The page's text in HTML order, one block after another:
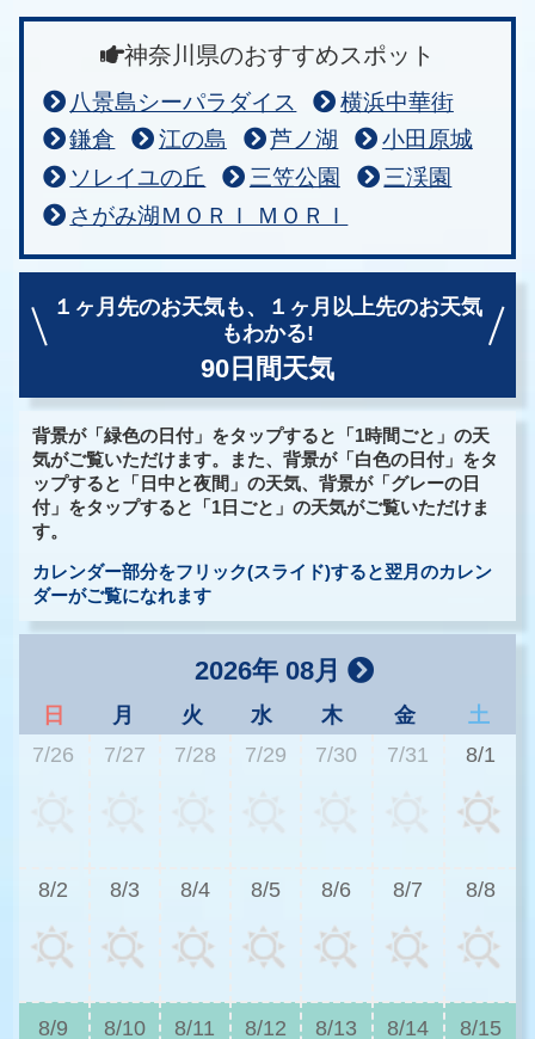
神奈川県のおすすめスポット
八景島シーパラダイス
横浜中華街
鎌倉
江の島 芦ノ湖
小田原城
ソレイユの丘
三笠公園
三渓園
さがみ湖ＭＯＲＩ ＭＯＲＩ
１ヶ月先のお天気も、
１ヶ月以上先のお天気
もわかる!
90日間天気
背景が「緑色の日付」をタップすると「1時間ごと」の天
気がご覧いただけます。また、背景が「白色の日付」をタ
ップすると「日中と夜間」の天気、背景が「グレーの日
付」をタップすると「1日ごと」の天気がご覧いただけま
す。
カレンダー部分をフリック(スライド)すると翌月のカレン
ダーがご覧になれます
2026年 08月
日 月 火 水 木 金
土
7/26
7/27 7/28 7/29 7/30 7/31 8/1
8/2 8/3 8/4 8/5 8/6 8/7 8/8
8/9 8/10 8/11 8/12 8/13 8/14 8/15